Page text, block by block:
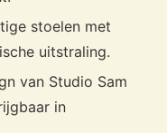
stoelen met
uitstraling.
van Studio Sam
in